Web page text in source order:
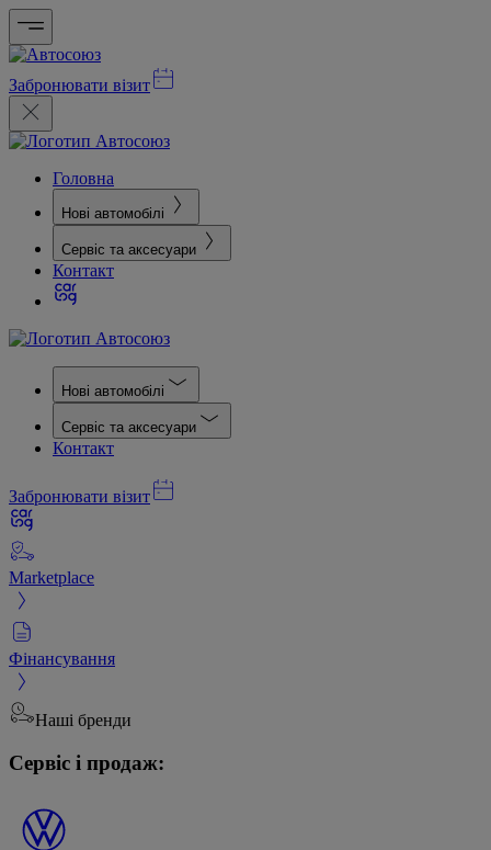
Забронювати візит
Головна
Нові автомобілі
Сервіс та аксесуари
Контакт
Нові автомобілі
Сервіс та аксесуари
Контакт
Забронювати візит
Marketplace
Фінансування
Наші бренди
Сервіс і продаж: